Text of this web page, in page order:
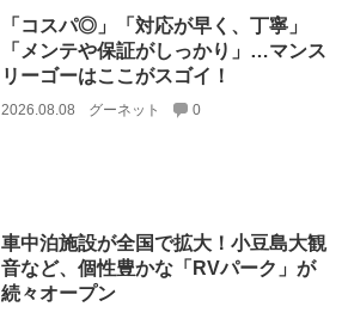
「コスパ◎」「対応が早く、丁寧」
「メンテや保証がしっかり」…マンス
リーゴーはここがスゴイ！
2026.08.08 グーネット 0
車中泊施設が全国で拡大！小豆島大観
音など、個性豊かな「RVパーク」が
続々オープン